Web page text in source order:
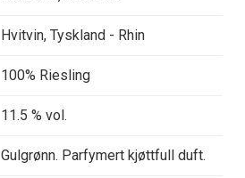
Hvitvin, Tyskland - Rhin
100% Riesling
11.5 % vol.
Gulgrønn. Parfymert kjøttfull duft.